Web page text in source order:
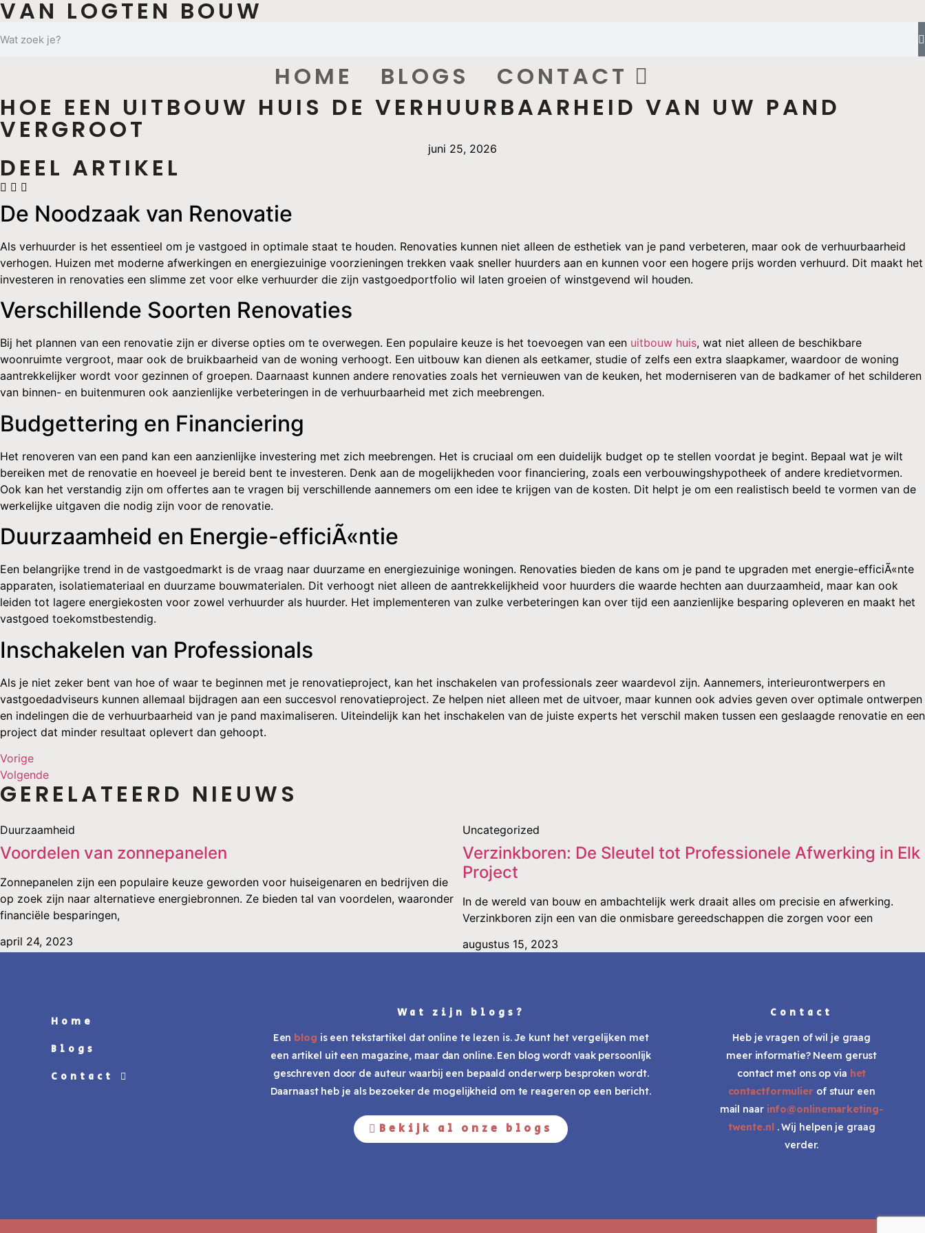
VAN LOGTEN BOUW
HOME BLOGS
CONTACT
HOE EEN UITBOUW HUIS DE VERHUURBAARHEID VAN UW PAND
VERGROOT
juni 25, 2026
DEEL ARTIKEL
De Noodzaak van Renovatie
Als verhuurder is het essentieel om je vastgoed in optimale staat te houden. Renovaties kunnen niet alleen de esthetiek van je pand verbeteren, maar ook de verhuurbaarheid
verhogen. Huizen met moderne afwerkingen en energiezuinige voorzieningen trekken vaak sneller huurders aan en kunnen voor een hogere prijs worden verhuurd. Dit maakt het
investeren in renovaties een slimme zet voor elke verhuurder die zijn vastgoedportfolio wil laten groeien of winstgevend wil houden.
Verschillende Soorten Renovaties
Bij het plannen van een renovatie zijn er diverse opties om te overwegen. Een populaire keuze is het toevoegen van een uitbouw huis, wat niet alleen de beschikbare
woonruimte vergroot, maar ook de bruikbaarheid van de woning verhoogt. Een uitbouw kan dienen als eetkamer, studie of zelfs een extra slaapkamer, waardoor de woning
aantrekkelijker wordt voor gezinnen of groepen. Daarnaast kunnen andere renovaties zoals het vernieuwen van de keuken, het moderniseren van de badkamer of het schilderen
van binnen- en buitenmuren ook aanzienlijke verbeteringen in de verhuurbaarheid met zich meebrengen.
Budgettering en Financiering
Het renoveren van een pand kan een aanzienlijke investering met zich meebrengen. Het is cruciaal om een duidelijk budget op te stellen voordat je begint. Bepaal wat je wilt
bereiken met de renovatie en hoeveel je bereid bent te investeren. Denk aan de mogelijkheden voor financiering, zoals een verbouwingshypotheek of andere kredietvormen.
Ook kan het verstandig zijn om offertes aan te vragen bij verschillende aannemers om een idee te krijgen van de kosten. Dit helpt je om een realistisch beeld te vormen van de
werkelijke uitgaven die nodig zijn voor de renovatie.
Duurzaamheid en Energie-efficiÃ«ntie
Een belangrijke trend in de vastgoedmarkt is de vraag naar duurzame en energiezuinige woningen. Renovaties bieden de kans om je pand te upgraden met energie-efficiÃ«nte
apparaten, isolatiemateriaal en duurzame bouwmaterialen. Dit verhoogt niet alleen de aantrekkelijkheid voor huurders die waarde hechten aan duurzaamheid, maar kan ook
leiden tot lagere energiekosten voor zowel verhuurder als huurder. Het implementeren van zulke verbeteringen kan over tijd een aanzienlijke besparing opleveren en maakt het
vastgoed toekomstbestendig.
Inschakelen van Professionals
Als je niet zeker bent van hoe of waar te beginnen met je renovatieproject, kan het inschakelen van professionals zeer waardevol zijn. Aannemers, interieurontwerpers en
vastgoedadviseurs kunnen allemaal bijdragen aan een succesvol renovatieproject. Ze helpen niet alleen met de uitvoer, maar kunnen ook advies geven over optimale ontwerpen
en indelingen die de verhuurbaarheid van je pand maximaliseren. Uiteindelijk kan het inschakelen van de juiste experts het verschil maken tussen een geslaagde renovatie en een
project dat minder resultaat oplevert dan gehoopt.
Vorige
Volgende
GERELATEERD NIEUWS
Duurzaamheid
Voordelen van zonnepanelen
Zonnepanelen zijn een populaire keuze geworden voor huiseigenaren en bedrijven die
op zoek zijn naar alternatieve energiebronnen. Ze bieden tal van voordelen, waaronder
financiële besparingen,
april 24, 2023
Uncategorized
Verzinkboren: De Sleutel tot Professionele Afwerking in Elk
Project
In de wereld van bouw en ambachtelijk werk draait alles om precisie en afwerking.
Verzinkboren zijn een van die onmisbare gereedschappen die zorgen voor een
augustus 15, 2023
Home
Blogs
Contact
Wat zijn blogs?
Een blog is een tekstartikel dat online te lezen is. Je kunt het vergelijken met
een artikel uit een magazine, maar dan online. Een blog wordt vaak persoonlijk
geschreven door de auteur waarbij een bepaald onderwerp besproken wordt.
Daarnaast heb je als bezoeker de mogelijkheid om te reageren op een bericht.
Bekijk al onze blogs
Contact
Heb je vragen of wil je graag
meer informatie? Neem gerust
contact met ons op via het
contactformulierof stuur een
mail naar info@onlinemarketing-
twente.nl. Wij helpen je graag
verder.